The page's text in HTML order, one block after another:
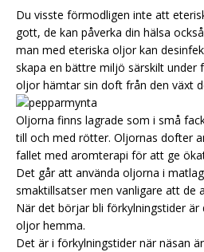
Du visste förmodligen inte att
gott, de kan påverka din hälsa
man med eteriska oljor kan
skapa en bättre miljö särskilt under
oljor hämtar sin doft från den växt
Oljorna finns lagrade som i små
till och med rötter. Oljornas dofter
fallet med aromterapi för att ge
Det går att använda oljorna i
smaktillsatser men vanligare att de
När det börjar bli förkylningstider
oljor hemma.
Det är i förkylningstider när näsan